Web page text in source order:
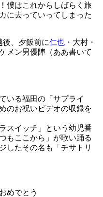
僕はこれからしばらく旅
に去っていってしまった
後、夕飯前に仁也・大村・
メン男優陣（ああ書いて
いる福田の「サプライ
のお祝いビデオの収録を
スイッチ」という幼児番
もここから」が歌い踊る
したその名も「チサトリ
めでとう